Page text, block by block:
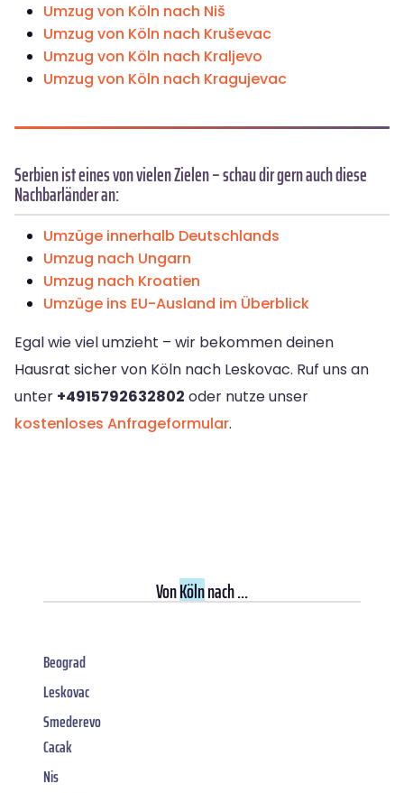
Umzug von Köln nach Niš
Umzug von Köln nach Kruševac
Umzug von Köln nach Kraljevo
Umzug von Köln nach Kragujevac
Serbien ist eines von vielen Zielen – schau dir gern auch diese
Nachbarländer an:
Umzüge innerhalb Deutschlands
Umzug nach Ungarn
Umzug nach Kroatien
Umzüge ins EU-Ausland im Überblick
Egal wie viel umzieht – wir bekommen deinen
Hausrat sicher von Köln nach Leskovac. Ruf uns an
unter +4915792632802 oder nutze unser
kostenloses Anfrageformular.
VonKölnnach ...
Beograd
Leskovac
Smederevo
Cacak
Nis